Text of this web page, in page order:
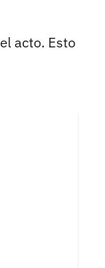
acto. Esto